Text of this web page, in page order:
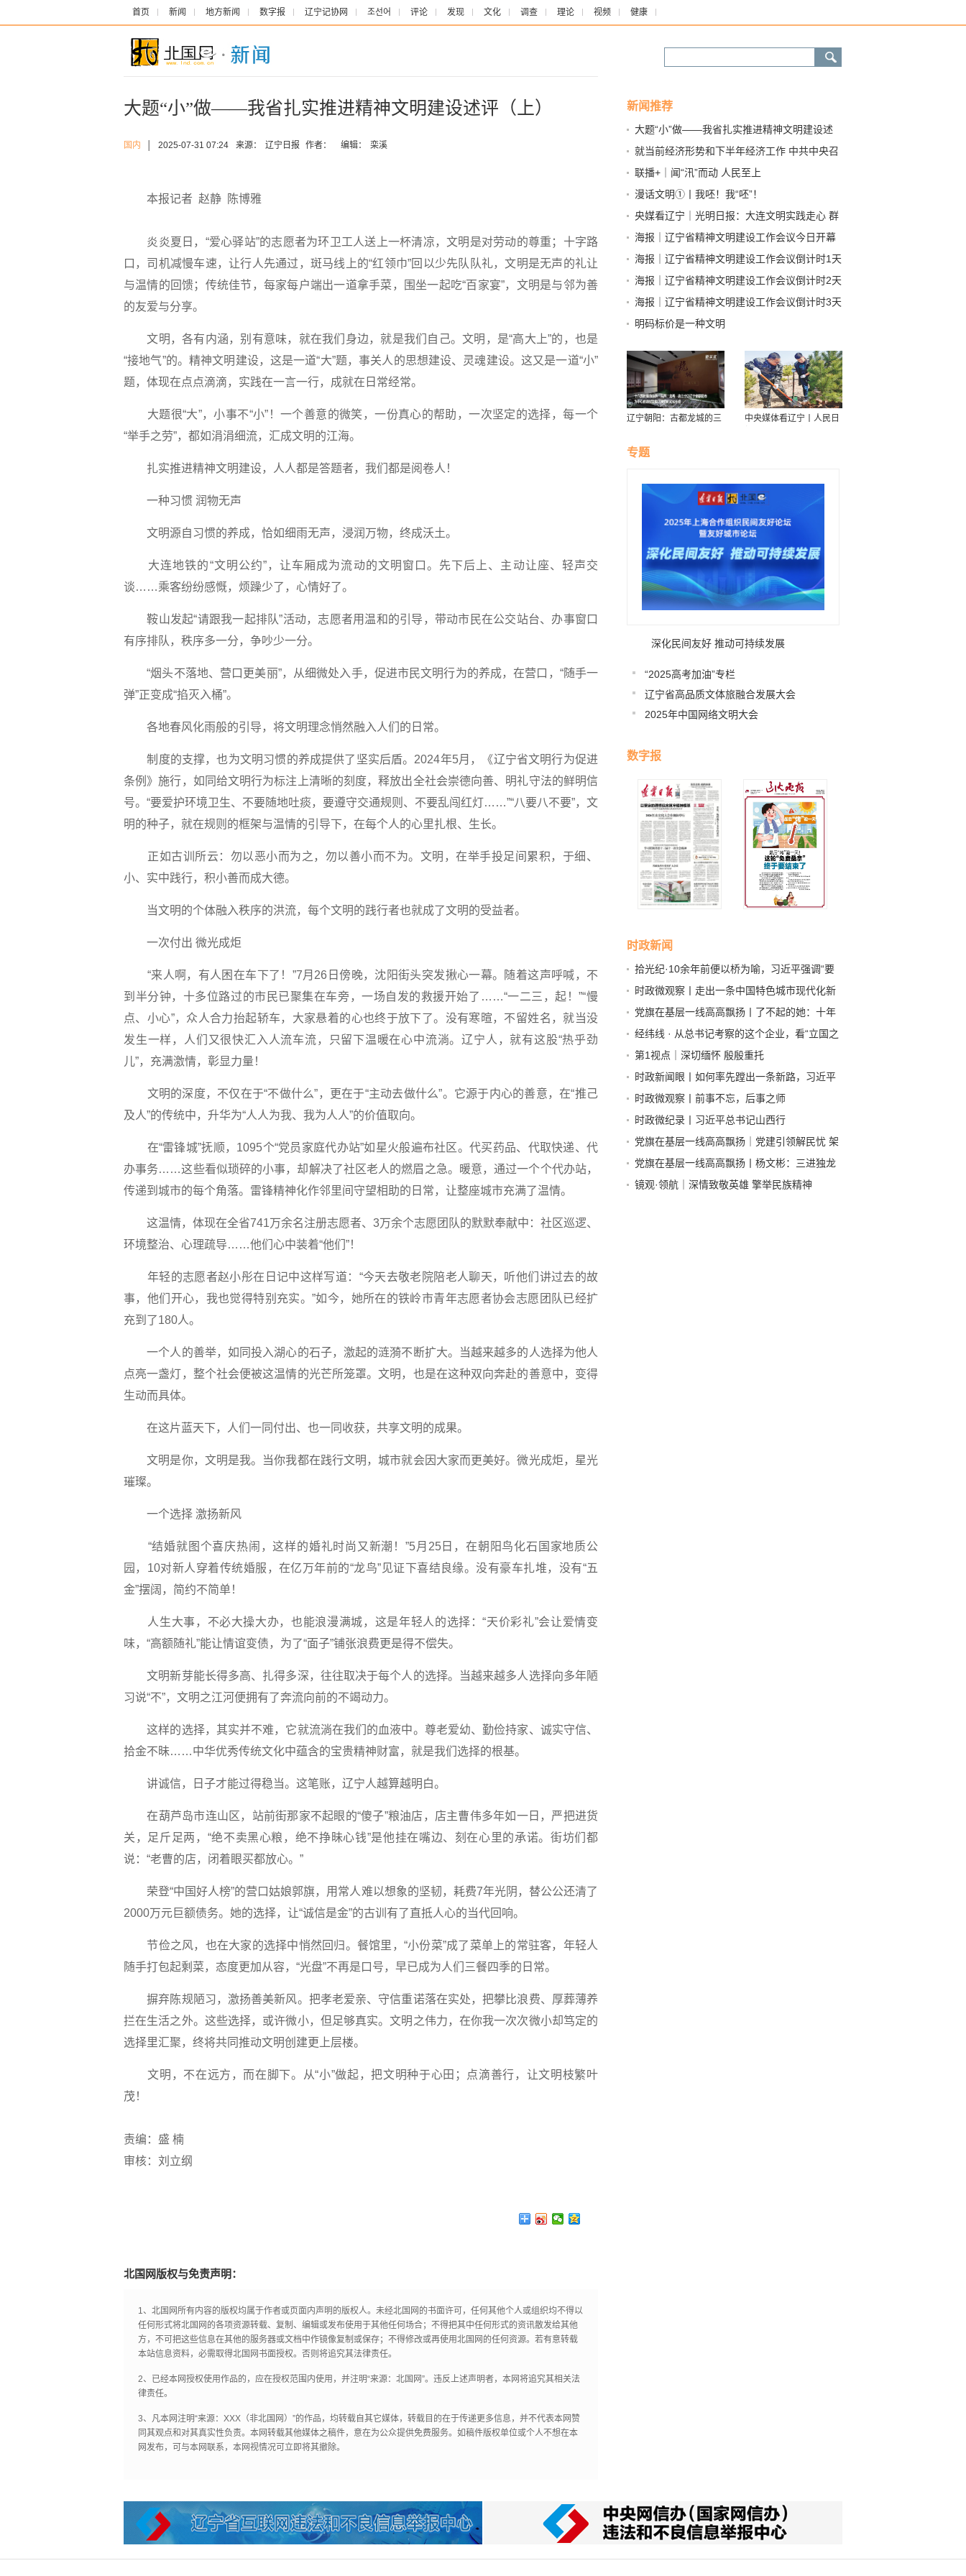
首页 新闻 地方新闻 数字报 辽宁记协网 조선어 评论 发现 文化 调查 理论 视频 健康
大题“小”做——我省扎实推进精神文明建设述评（上）
国内 2025-07-31 07:24 来源： 辽宁日报 作者： 编辑： 栾溪
本报记者 赵静 陈博雅
炎炎夏日，“爱心驿站”的志愿者为环卫工人送上一杯清凉，文明是对劳动的尊重；十字路
口，司机减慢车速，让行人先通过，斑马线上的“红领巾”回以少先队队礼，文明是无声的礼让
与温情的回馈；传统佳节，每家每户端出一道拿手菜，围坐一起吃“百家宴”，文明是与邻为善
的友爱与分享。
文明，各有内涵，别有意味，就在我们身边，就是我们自己。文明，是“高大上”的，也是
“接地气”的。精神文明建设，这是一道“大”题，事关人的思想建设、灵魂建设。这又是一道“小”
题，体现在点点滴滴，实践在一言一行，成就在日常经常。
大题很“大”，小事不“小”！一个善意的微笑，一份真心的帮助，一次坚定的选择，每一个
“举手之劳”，都如涓涓细流，汇成文明的江海。
扎实推进精神文明建设，人人都是答题者，我们都是阅卷人！
一种习惯 润物无声
文明源自习惯的养成，恰如细雨无声，浸润万物，终成沃土。
大连地铁的“文明公约”，让车厢成为流动的文明窗口。先下后上、主动让座、轻声交
谈……乘客纷纷感慨，烦躁少了，心情好了。
鞍山发起“请跟我一起排队”活动，志愿者用温和的引导，带动市民在公交站台、办事窗口
有序排队，秩序多一分，争吵少一分。
“烟头不落地、营口更美丽”，从细微处入手，促进市民文明行为的养成，在营口，“随手一
弹”正变成“掐灭入桶”。
各地春风化雨般的引导，将文明理念悄然融入人们的日常。
制度的支撑，也为文明习惯的养成提供了坚实后盾。2024年5月，《辽宁省文明行为促进
条例》施行，如同给文明行为标注上清晰的刻度，释放出全社会崇德向善、明礼守法的鲜明信
号。“要爱护环境卫生、不要随地吐痰，要遵守交通规则、不要乱闯红灯……”“八要八不要”，文
明的种子，就在规则的框架与温情的引导下，在每个人的心里扎根、生长。
正如古训所云：勿以恶小而为之，勿以善小而不为。文明，在举手投足间累积，于细、
小、实中践行，积小善而成大德。
当文明的个体融入秩序的洪流，每个文明的践行者也就成了文明的受益者。
一次付出 微光成炬
“来人啊，有人困在车下了！”7月26日傍晚，沈阳街头突发揪心一幕。随着这声呼喊，不
到半分钟，十多位路过的市民已聚集在车旁，一场自发的救援开始了……“一二三，起！”“慢
点、小心”，众人合力抬起轿车，大家悬着的心也终于放下了。没有寒暄，不留姓名，就当没
发生一样，人们又很快汇入人流车流，只留下温暖在心中流淌。辽宁人，就有这股“热乎劲
儿”，充满激情，彰显力量！
文明的深度，不仅在于“不做什么”，更在于“主动去做什么”。它源于内心的善意，在“推己
及人”的传统中，升华为“人人为我、我为人人”的价值取向。
在“雷锋城”抚顺，1095个“党员家庭代办站”如星火般遍布社区。代买药品、代取快递、代
办事务……这些看似琐碎的小事，却解决了社区老人的燃眉之急。暖意，通过一个个代办站，
传递到城市的每个角落。雷锋精神化作邻里间守望相助的日常，让整座城市充满了温情。
这温情，体现在全省741万余名注册志愿者、3万余个志愿团队的默默奉献中：社区巡逻、
环境整治、心理疏导……他们心中装着“他们”！
年轻的志愿者赵小彤在日记中这样写道：“今天去敬老院陪老人聊天，听他们讲过去的故
事，他们开心，我也觉得特别充实。”如今，她所在的铁岭市青年志愿者协会志愿团队已经扩
充到了180人。
一个人的善举，如同投入湖心的石子，激起的涟漪不断扩大。当越来越多的人选择为他人
点亮一盏灯，整个社会便被这温情的光芒所笼罩。文明，也是在这种双向奔赴的善意中，变得
生动而具体。
在这片蓝天下，人们一同付出、也一同收获，共享文明的成果。
文明是你，文明是我。当你我都在践行文明，城市就会因大家而更美好。微光成炬，星光
璀璨。
一个选择 激扬新风
“结婚就图个喜庆热闹，这样的婚礼时尚又新潮！”5月25日，在朝阳鸟化石国家地质公
园，10对新人穿着传统婚服，在亿万年前的“龙鸟”见证下喜结良缘。没有豪车扎堆，没有“五
金”摆阔，简约不简单！
人生大事，不必大操大办，也能浪漫满城，这是年轻人的选择：“天价彩礼”会让爱情变
味，“高额随礼”能让情谊变债，为了“面子”铺张浪费更是得不偿失。
文明新芽能长得多高、扎得多深，往往取决于每个人的选择。当越来越多人选择向多年陋
习说“不”，文明之江河便拥有了奔流向前的不竭动力。
这样的选择，其实并不难，它就流淌在我们的血液中。尊老爱幼、勤俭持家、诚实守信、
拾金不昧……中华优秀传统文化中蕴含的宝贵精神财富，就是我们选择的根基。
讲诚信，日子才能过得稳当。这笔账，辽宁人越算越明白。
在葫芦岛市连山区，站前街那家不起眼的“傻子”粮油店，店主曹伟多年如一日，严把进货
关，足斤足两，“绝不卖黑心粮，绝不挣昧心钱”是他挂在嘴边、刻在心里的承诺。街坊们都
说：“老曹的店，闭着眼买都放心。”
荣登“中国好人榜”的营口姑娘郭旗，用常人难以想象的坚韧，耗费7年光阴，替公公还清了
2000万元巨额债务。她的选择，让“诚信是金”的古训有了直抵人心的当代回响。
节俭之风，也在大家的选择中悄然回归。餐馆里，“小份菜”成了菜单上的常驻客，年轻人
随手打包起剩菜，态度更加从容，“光盘”不再是口号，早已成为人们三餐四季的日常。
摒弃陈规陋习，激扬善美新风。把孝老爱亲、守信重诺落在实处，把攀比浪费、厚葬薄养
拦在生活之外。这些选择，或许微小，但足够真实。文明之伟力，在你我一次次微小却笃定的
选择里汇聚，终将共同推动文明创建更上层楼。
文明，不在远方，而在脚下。从“小”做起，把文明种于心田；点滴善行，让文明枝繁叶
茂！
责编：盛 楠
审核：刘立纲
北国网版权与免责声明：
1、北国网所有内容的版权均属于作者或页面内声明的版权人。未经北国网的书面许可，任何其他个人或组织均不得以
任何形式将北国网的各项资源转载、复制、编辑或发布使用于其他任何场合；不得把其中任何形式的资讯散发给其他
方，不可把这些信息在其他的服务器或文档中作镜像复制或保存；不得修改或再使用北国网的任何资源。若有意转载
本站信息资料，必需取得北国网书面授权。否则将追究其法律责任。
2、已经本网授权使用作品的，应在授权范围内使用，并注明“来源：北国网”。违反上述声明者，本网将追究其相关法
律责任。
3、凡本网注明“来源：XXX（非北国网）”的作品，均转载自其它媒体，转载目的在于传递更多信息，并不代表本网赞
同其观点和对其真实性负责。本网转载其他媒体之稿件，意在为公众提供免费服务。如稿件版权单位或个人不想在本
网发布，可与本网联系，本网视情况可立即将其撤除。
新闻推荐
大题“小”做——我省扎实推进精神文明建设述
评（上）
就当前经济形势和下半年经济工作 中共中央召
开党外人士座谈会 习近平主持并发表重要讲话
联播+｜闻“汛”而动 人民至上
漫话文明①丨我呸！我“呸”！
央媒看辽宁｜光明日报：大连文明实践走心 群
众幸福加码
海报｜辽宁省精神文明建设工作会议今日开幕
海报｜辽宁省精神文明建设工作会议倒计时1天
海报｜辽宁省精神文明建设工作会议倒计时2天
海报｜辽宁省精神文明建设工作会议倒计时3天
明码标价是一种文明
辽宁朝阳：古都龙城的三
中央媒体看辽宁丨人民日
专题
深化民间友好 推动可持续发展
“2025高考加油”专栏
辽宁省高品质文体旅融合发展大会
2025年中国网络文明大会
数字报
时政新闻
拾光纪·10余年前便以桥为喻，习近平强调“要
牢牢把握中欧关系发展的正确方向”
时政微观察丨走出一条中国特色城市现代化新
路子
党旗在基层一线高高飘扬丨了不起的她：十年
驻村路 绘就乡村振兴新图景
经纬线 · 从总书记考察的这个企业，看“立国之
本、强国之基”
第1视点｜深切缅怀 殷殷重托
时政新闻眼丨如何率先蹚出一条新路，习近平
山西考察作出部署
时政微观察丨前事不忘，后事之师
时政微纪录丨习近平总书记山西行
党旗在基层一线高高飘扬｜党建引领解民忧 架
起群众“连心桥”
党旗在基层一线高高飘扬丨杨文彬：三进独龙
江 书写驻村第一书记的峡谷情怀
镜观·领航｜深情致敬英雄 擎举民族精神